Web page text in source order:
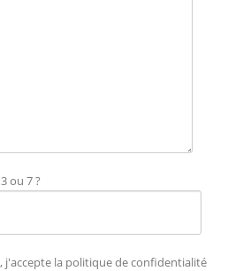
ou 7 ?
j'accepte la politique de confidentialité